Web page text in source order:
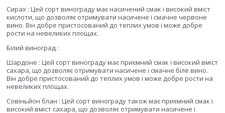
Сирах : Цей сорт винограду має насичений смак і високий вміст
кислоти, що дозволяє отримувати насичене і смачне червоне
вино. Він добре пристосований до теплих умов і може добре
рости на невеликих площах.
Білий виноград :
Шардоне : Цей сорт винограду має приємний смак і високий вміст
сахара, що дозволяє отримувати насичене і смачне біле вино.
Він добре пристосований до теплих умов і може добре рости на
невеликих площах.
Совіньйон блан : Цей сорт винограду також має приємний смак і
високий вміст сахара, що дозволяє отримувати насичене і